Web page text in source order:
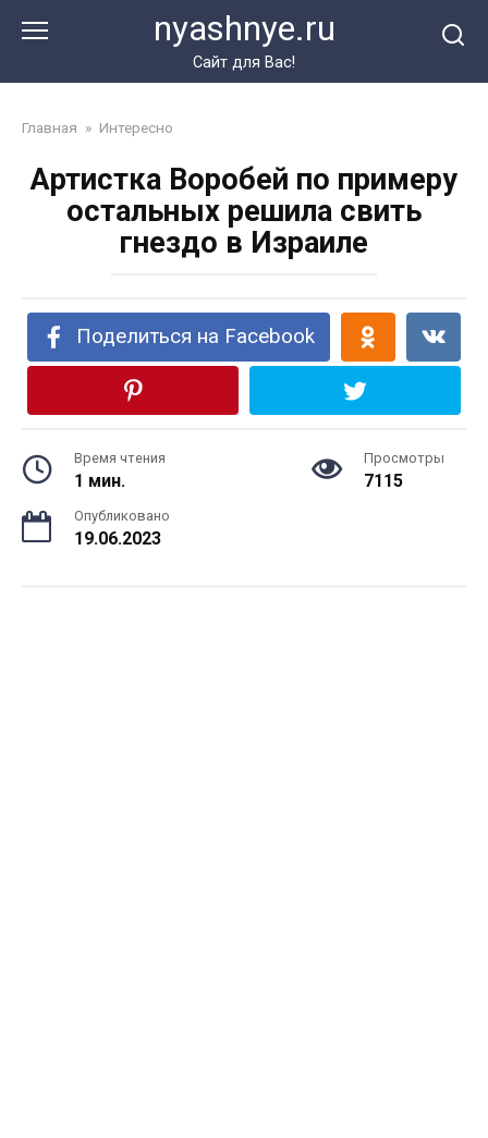
nyashnye.ru
Сайт для Вас!
Главная » Интересно
Артистка Воробей по примеру
остальных решила свить
гнездо в Израиле
Поделиться на Facebook
Время чтения
1 мин.
Просмотры
7115
Опубликовано
19.06.2023